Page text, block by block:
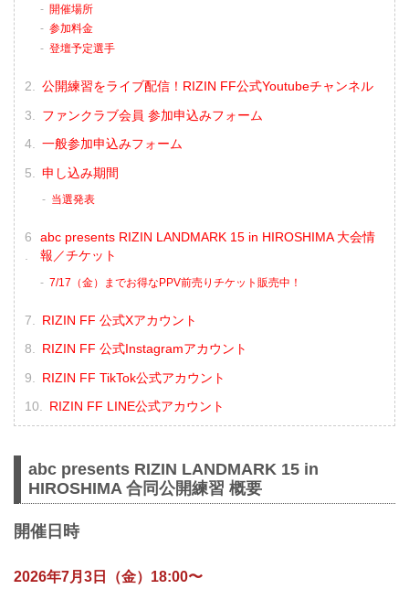
開催場所
参加料金
登壇予定選手
公開練習をライブ配信！RIZIN FF公式Youtubeチャンネル
ファンクラブ会員 参加申込みフォーム
一般参加申込みフォーム
申し込み期間
当選発表
abc presents RIZIN LANDMARK 15 in HIROSHIMA 大会情
報／チケット
7/17（金）までお得なPPV前売りチケット販売中！
RIZIN FF 公式Xアカウント
RIZIN FF 公式Instagramアカウント
RIZIN FF TikTok公式アカウント
RIZIN FF LINE公式アカウント
abc presents RIZIN LANDMARK 15 in
HIROSHIMA 合同公開練習 概要
開催日時
2026年7月3日（金）18:00〜